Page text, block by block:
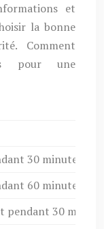
et
la bonne
Comment
pour une
30 minutes
60 minutes
pendant 30